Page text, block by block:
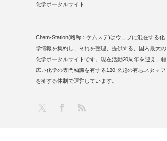
化学ポータルサイト
Chem-Station(略称：ケムステ)はウェブに混在する化
学情報を集約し、それを整理、提供する、国内最大の
化学ポータルサイトです。現在活動20周年を迎え、幅
広い化学の専門知識を有する120 名超の有志スタッフ
を擁する体制で運営しています。
Facebook
RSS